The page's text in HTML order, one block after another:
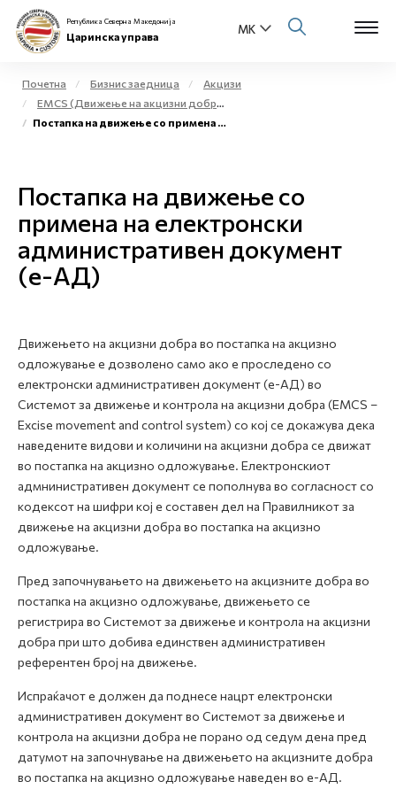
За нас
Бизнис заедница
Е-Царина
Контакт
Е-Весник
Република Северна Македонија
Царинска управа
Почетна Бизнис заедница
Акцизи
EMCS (Движење на акцизни добра во постапка на акцизно одложување на акцизното подрачје)
Постапка на движење со примена на електронски административен документ (е-АД)
Постапка на движење со
примена на електронски
административен документ
(е-АД)
Движењето на акцизни добра во постапка на акцизно
одложување е дозволено само ако е проследено со
електронски административен документ (е-АД) во
Системот за движење и контрола на акцизни добра (EMCS –
Excise movement and control system) со кој се докажува дека
наведените видови и количини на акцизни добра се движат
во постапка на акцизно одложување. Електронскиот
адмнинистративен документ се пополнува во согласност со
кодексот на шифри кој е составен дел на Правилникот за
движење на акцизни добра во постапка на акцизно
одложување.
Пред започнувањето на движењето на акцизните добра во
постапка на акцизно одложување, движењето се
регистрира во Системот за движење и контрола на акцизни
добра при што добива единствен административен
референтен број на движење.
Испраќачот е должен да поднесе нацрт електронски
административен документ во Системот за движење и
контрола на акцизни добра не порано од седум дена пред
датумот на започнување на движењето на акцизните добра
во постапка на акцизно одложување наведен во е-АД.